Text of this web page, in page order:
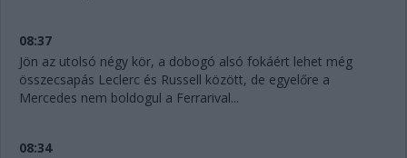
08:37
Jön az utolsó négy kör, a dobogó alsó fokáért lehet még
összecsapás Leclerc és Russell között, de egyelőre a
Mercedes nem boldogul a Ferrarival...
08:34